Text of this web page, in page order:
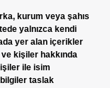
kurum veya şahıs
yalnızca kendi
yer alan içerikler
kişiler hakkında
ile isim
taslak